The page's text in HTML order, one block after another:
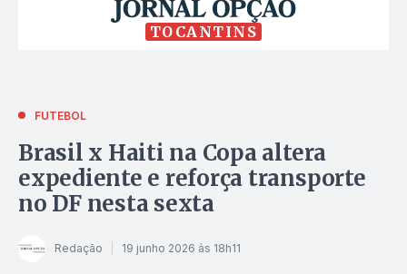
TOCANTINS
FUTEBOL
Brasil x Haiti na Copa altera
expediente e reforça transporte
no DF nesta sexta
Redação 19 junho 2026 às 18h11